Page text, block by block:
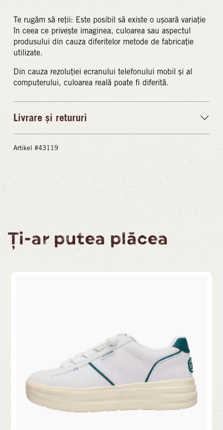
Te rugăm să reții: Este posibil să existe o ușoară variație
în ceea ce privește imaginea, culoarea sau aspectul
produsului din cauza diferitelor metode de fabricație
utilizate.
Din cauza rezoluției ecranului telefonului mobil și al
computerului, culoarea reală poate fi diferită.
Livrare și retururi
Artikel #43119
Ți-ar putea plăcea